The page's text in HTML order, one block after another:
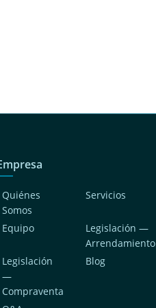
Quiénes
Somos
Servicios
Equipo
Legislación —
Arrendamiento
Legislación
—
Compraventa
Blog